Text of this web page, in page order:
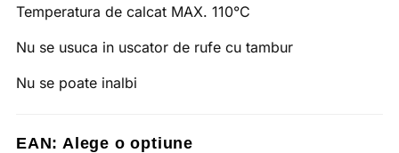
Temperatura de calcat MAX. 110°C
Nu se usuca in uscator de rufe cu tambur
Nu se poate inalbi
EAN: Alege o optiune